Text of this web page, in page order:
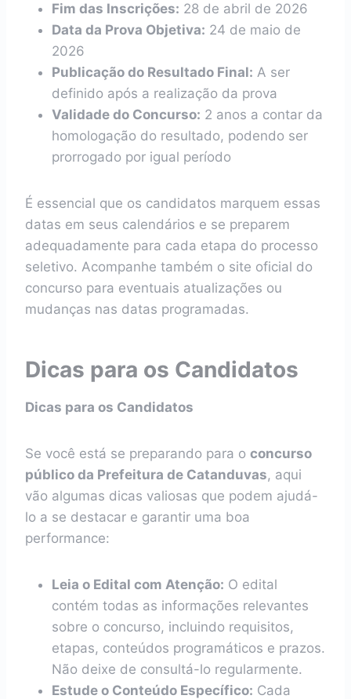
Fim das Inscrições: 28 de abril de 2026
Data da Prova Objetiva: 24 de maio de
2026
Publicação do Resultado Final: A ser
definido após a realização da prova
Validade do Concurso: 2 anos a contar da
homologação do resultado, podendo ser
prorrogado por igual período
É essencial que os candidatos marquem essas
datas em seus calendários e se preparem
adequadamente para cada etapa do processo
seletivo. Acompanhe também o site oficial do
concurso para eventuais atualizações ou
mudanças nas datas programadas.
Dicas para os Candidatos
Dicas para os Candidatos
Se você está se preparando para o concurso
público da Prefeitura de Catanduvas, aqui
vão algumas dicas valiosas que podem ajudá-
lo a se destacar e garantir uma boa
performance:
Leia o Edital com Atenção: O edital
contém todas as informações relevantes
sobre o concurso, incluindo requisitos,
etapas, conteúdos programáticos e prazos.
Não deixe de consultá-lo regularmente.
Estude o Conteúdo Específico: Cada